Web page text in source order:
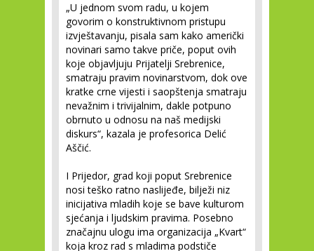
„U jednom svom radu, u kojem
govorim o konstruktivnom pristupu
izvještavanju, pisala sam kako američki
novinari samo takve priče, poput ovih
koje objavljuju Prijatelji Srebrenice,
smatraju pravim novinarstvom, dok ove
kratke crne vijesti i saopštenja smatraju
nevažnim i trivijalnim, dakle potpuno
obrnuto u odnosu na naš medijski
diskurs“, kazala je profesorica Delić
Aščić.
I Prijedor, grad koji poput Srebrenice
nosi teško ratno naslijeđe, bilježi niz
inicijativa mladih koje se bave kulturom
sjećanja i ljudskim pravima. Posebno
značajnu ulogu ima organizacija „Kvart“
koja kroz rad s mladima podstiče